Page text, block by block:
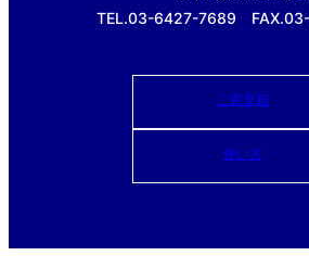
TEL.03-6427-7689
ご意見箱
使い方